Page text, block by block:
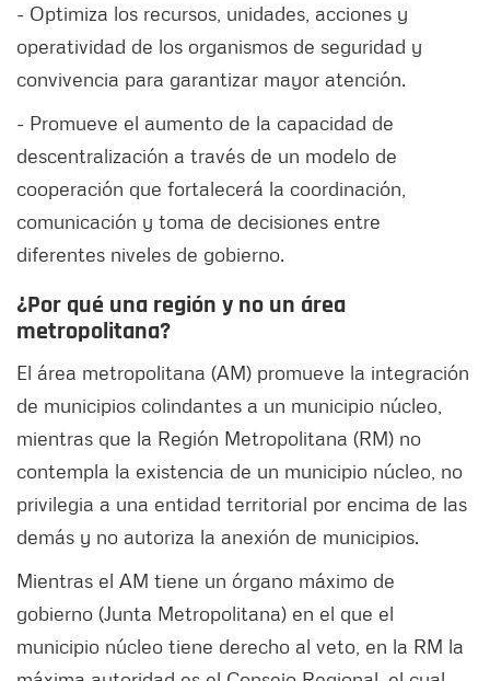
- Optimiza los recursos, unidades, acciones y
operatividad de los organismos de seguridad y
convivencia para garantizar mayor atención.
- Promueve el aumento de la capacidad de
descentralización a través de un modelo de
cooperación que fortalecerá la coordinación,
comunicación y toma de decisiones entre
diferentes niveles de gobierno.
¿Por qué una región y no un área
metropolitana?
El área metropolitana (AM) promueve la integración
de municipios colindantes a un municipio núcleo,
mientras que la Región Metropolitana (RM) no
contempla la existencia de un municipio núcleo, no
privilegia a una entidad territorial por encima de las
demás y no autoriza la anexión de municipios.
Mientras el AM tiene un órgano máximo de
gobierno (Junta Metropolitana) en el que el
municipio núcleo tiene derecho al veto, en la RM la